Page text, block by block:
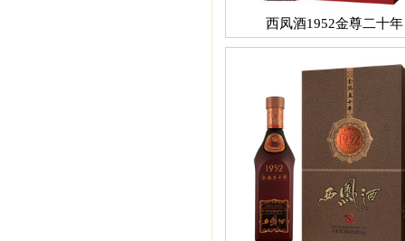
西凤酒1952金尊二十年